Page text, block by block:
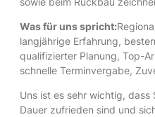
Was für uns spricht:
langjährige Erfahrung,
qualifizierter Planung, Top-
schnelle Terminvergabe,
Uns ist es sehr wichtig, dass
Dauer zufrieden sind und